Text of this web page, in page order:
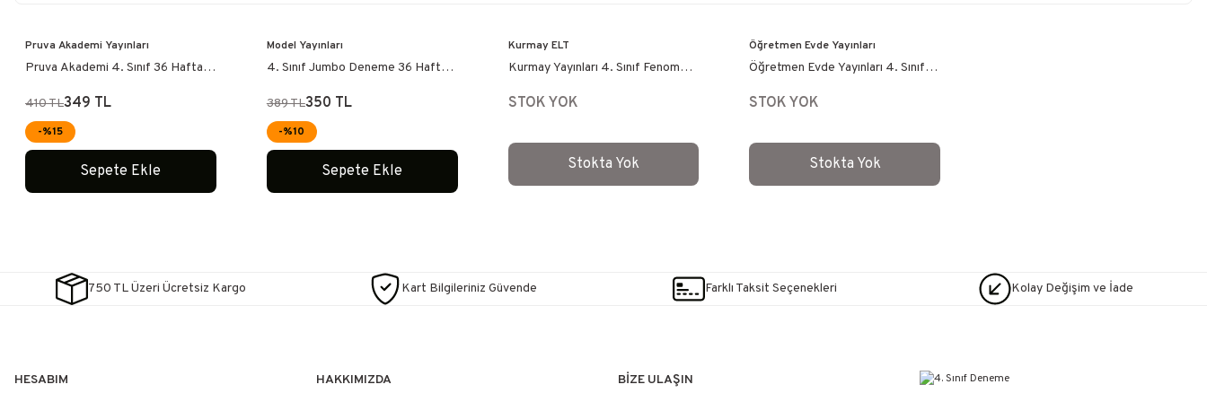
Pruva Akademi Yayınları
Pruva Akademi 4. Sınıf 36 Haftalık
410 TL349 TL
-%15
Sepete Ekle
Model Yayınları
4. Sınıf Jumbo Deneme 36 Hafta
389 TL350 TL
-%10
Sepete Ekle
Kurmay ELT
Kurmay Yayınları 4. Sınıf Fenomen
Deneme
STOK YOK
Stokta Yok
Öğretmen Evde Yayınları
Öğretmen Evde Yayınları 4. Sınıf
STOK YOK
Stokta Yok
750 TL Üzeri Ücretsiz Kargo Kart Bilgileriniz Güvende Farklı Taksit Seçenekleri Kolay Değişim ve İade
HESABIM HAKKIMIZDA BİZE ULAŞIN